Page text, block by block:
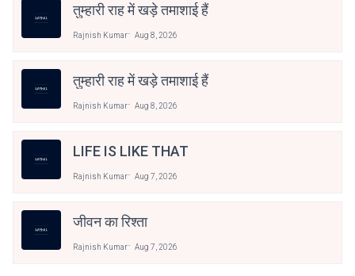
तुम्हारी राह में खड़े तमाशाई हैं
Rajnish Kumar Aug 8, 2026
तुम्हारी राह में खड़े तमाशाई हैं
Rajnish Kumar Aug 8, 2026
LIFE IS LIKE THAT
Rajnish Kumar Aug 7, 2026
जीवन का रिश्ता
Rajnish Kumar Aug 7, 2026